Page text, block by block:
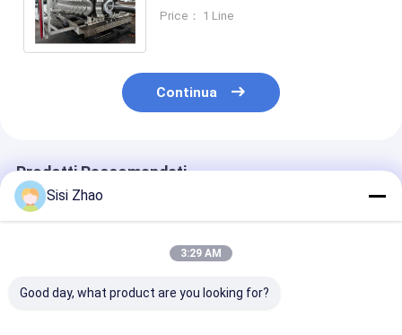
ad alta velocità
Price： 1 Line
Continua
Prodotti Raccomandati
Sisi Zhao
3:29 AM
Good day, what product are you looking for?